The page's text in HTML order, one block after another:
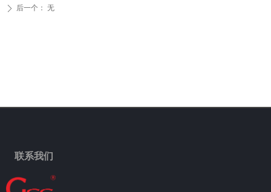
ꄲ 后一个： 无
联系我们